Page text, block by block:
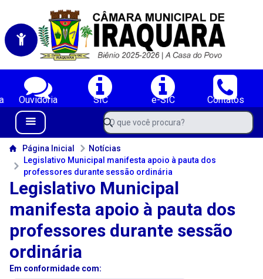
Serviços da Câmara Municipal de Iraquara-BA;
Ouvidoria SIC e-SIC
Contatos
Navegue pelo portal da Câmara de Iraquara-BA
Menu Bar
O que você procura?
Conteúdo da Câmara de Iraquara-BA
Página Inicial
Notícias
Legislativo Municipal manifesta apoio à pauta dos
professores durante sessão ordinária
Legislativo Municipal
manifesta apoio à pauta dos
professores durante sessão
ordinária
Em conformidade com: